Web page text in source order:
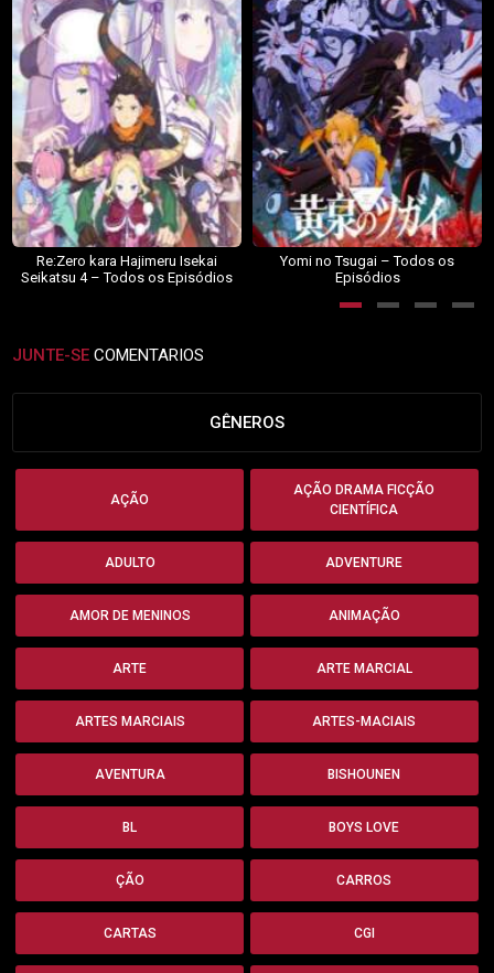
Re:Zero kara Hajimeru Isekai
Seikatsu 4 – Todos os Episódios
Yomi no Tsugai – Todos os
Episódios
JUNTE-SE COMENTARIOS
GÊNEROS
AÇÃO
AÇÃO DRAMA FICÇÃO
CIENTÍFICA
ADULTO ADVENTURE
AMOR DE MENINOS ANIMAÇÃO
ARTE ARTE MARCIAL
ARTES MARCIAIS ARTES-MACIAIS
AVENTURA BISHOUNEN
BL BOYS LOVE
ÇÃO CARROS
CARTAS CGI